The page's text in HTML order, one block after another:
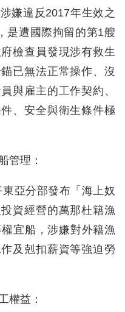
嫌違反2017年生效之
是遭國際拘留的第1艘
檢查員發現涉有救生
已無法正常操作、沒
與雇主的工作契約、
、安全與衛生條件極
管理：
亞分部發布「海上奴
資經營的萬那杜籍漁
宜船，涉嫌對外籍漁
及剋扣薪資等強迫勞
權益：